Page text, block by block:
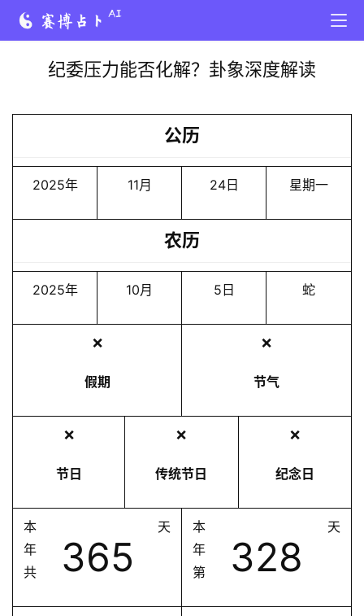
纪委压力能否化解？卦象深度解读
公历
2025年 11月 24日 星期一
农历
2025年 10月 5日 蛇
❌
假期
❌
节气
❌
节日
❌
传统节日
❌
纪念日
本
年
共
365
天
本
年
第
328
天